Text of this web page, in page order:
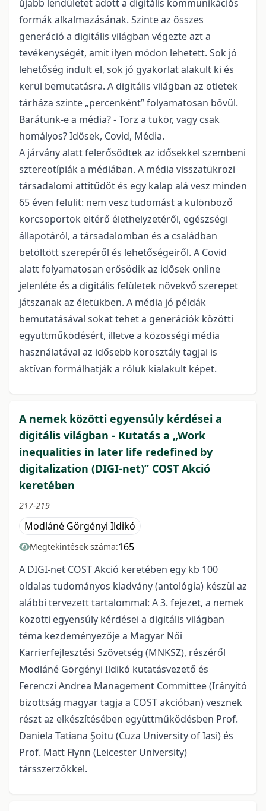
újabb lendületet adott a digitális kommunikációs
formák alkalmazásának. Szinte az összes
generáció a digitális világban végezte azt a
tevékenységét, amit ilyen módon lehetett. Sok jó
lehetőség indult el, sok jó gyakorlat alakult ki és
kerül bemutatásra. A digitális világban az ötletek
tárháza szinte „percenként” folyamatosan bővül.
Barátunk-e a média? - Torz a tükör, vagy csak
homályos? Idősek, Covid, Média.
A járvány alatt felerősödtek az idősekkel szembeni
sztereotípiák a médiában. A média visszatükrözi
társadalomi attitűdöt és egy kalap alá vesz minden
65 éven felülit: nem vesz tudomást a különböző
korcsoportok eltérő élethelyzetéről, egészségi
állapotáról, a társadalomban és a családban
betöltött szerepéről és lehetőségeiről. A Covid
alatt folyamatosan erősödik az idősek online
jelenléte és a digitális felületek növekvő szerepet
játszanak az életükben. A média jó példák
bemutatásával sokat tehet a generációk közötti
együttműködésért, illetve a közösségi média
használatával az idősebb korosztály tagjai is
aktívan formálhatják a róluk kialakult képet.
A nemek közötti egyensúly kérdései a
digitális világban - Kutatás a „Work
inequalities in later life redefined by
digitalization (DIGI-net)” COST Akció
keretében
217-219
Modláné Görgényi Ildikó
Megtekintések száma:165
A DIGI-net COST Akció keretében egy kb 100
oldalas tudományos kiadvány (antológia) készül az
alábbi tervezett tartalommal: A 3. fejezet, a nemek
közötti egyensúly kérdései a digitális világban
téma kezdeményezője a Magyar Női
Karrierfejlesztési Szövetség (MNKSZ), részéről
Modláné Görgényi Ildikó kutatásvezető és
Ferenczi Andrea Management Committee (Irányító
bizottság magyar tagja a COST akcióban) vesznek
részt az elkészítésében együttműködésben Prof.
Daniela Tatiana Şoitu (Cuza University of Iasi) és
Prof. Matt Flynn (Leicester University)
társszerzőkkel.